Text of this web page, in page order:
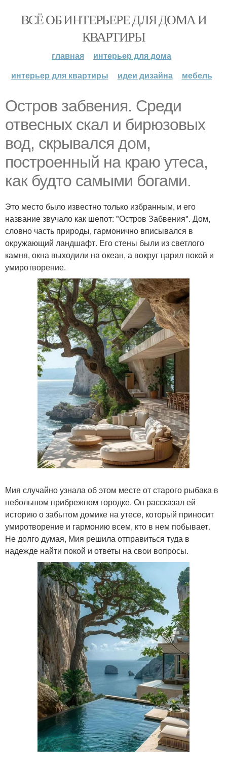
ВСЁ ОБ ИНТЕРЬЕРЕ ДЛЯ ДОМА И
КВАРТИРЫ
главная
интерьер для дома
интерьер для квартиры
идеи дизайна мебель
Остров забвения. Среди
отвесных скал и бирюзовых
вод, скрывался дом,
построенный на краю утеса,
как будто самыми богами.
Это место было известно только избранным, и его
название звучало как шепот: "Остров Забвения". Дом,
словно часть природы, гармонично вписывался в
окружающий ландшафт. Его стены были из светлого
камня, окна выходили на океан, а вокруг царил покой и
умиротворение.
Мия случайно узнала об этом месте от старого рыбака в
небольшом прибрежном городке. Он рассказал ей
историю о забытом домике на утесе, который приносит
умиротворение и гармонию всем, кто в нем побывает.
Не долго думая, Мия решила отправиться туда в
надежде найти покой и ответы на свои вопросы.